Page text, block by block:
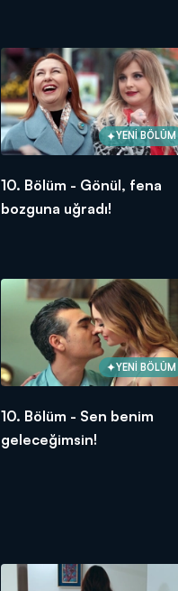
YENİ BÖLÜM
10. Bölüm - Gönül, fena
bozguna uğradı!
YENİ BÖLÜM
10. Bölüm - Sen benim
geleceğimsin!